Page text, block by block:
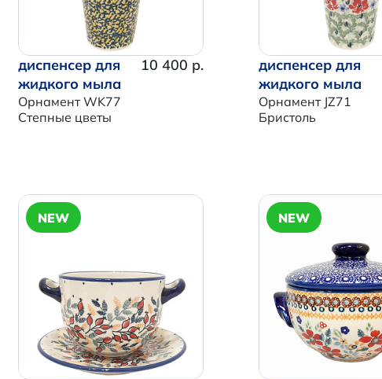
диспенсер для
жидкого мыла
Орнамент WK77
Степные цветы
10 400 р.
диспенсер для
жидкого мыла
Орнамент JZ71
Бристоль
NEW NEW